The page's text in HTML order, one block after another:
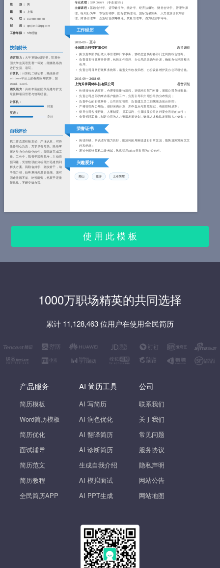
性 别 ：
男
籍 贯 ：
上海
电 话 ： 15088888888
邮 箱 ：
qmjianli@qq.com
工作年限 ：
5年经验
技能特长
语言能力：大学英语6级证书，荣获全
国大学生英语竞赛一等奖，能够熟练的
进行交流、读写。
计算机： 计算机二级证书，熟练操作
windows平台上的各类应用软件，如
Word、Excel。
团队能力： 具有丰富的团队组建与扩充
经验和项目管理与协调经验。
计算机：
精通
英语：
良好
自我评价
我工作态度积极主动、严谨认真，对待
任务细心负责，力求尽善尽美。熟练掌
握各类办公自动化软件，能高效完成工
作。工作中，我善于观察思考，主动挖
掘问题，凭借较强的分析能力迅速找到
解决方案。我勤奋好学、踏实肯干，动
手能力强，始终秉持高度责任感。面对
困难坚毅不拔、吃苦耐劳，热衷于迎接
新挑战，不断突破自我。
专业成绩：GPA 3.66/4 （专业前5%）
主修课程：基础会计学、货币银行学、统计学、经济法概论、财务会计学、管理学原
理、组织行为学、市场营销学、国际贸易理论、国际贸易实务、人力资源开发与管
理、财务管理学、企业经营战略概论、质量管理学、西方经济学等等。
工作经历
2018-09~ 至今
全民简历科技有限公司
语音识别
拥负责本部的行政人事管理和日常事务，协助总监搞好各部门之间的综合协调。
负责日常行政事务管理，包括文件归档、办公用品采购与分发，确保办公环境整洁
有序。
负责公司日常行政事务统筹，涵盖文件收发归档、办公设备维护及办公环境优化。
2016-09~ 2018-08
上海斧掌网络科技有限公司
语音识别
热情接待来访宾客，合理安排接待流程，协调相关部门对接，展现公司良好形象;
负责公司总部的来访客户接待工作，负责引导和介绍公司的分布情况；
负责中心的行政事务，公司班车管理、负责建立员工归属感及前台管理；
严格管理办公用品，做好采购计划、库存盘点与发放登记，有效控制成本；
督导公司各项行政、人事制度、员工福利、生日以及公司各种宴会活动的执行；
负责招聘工作，制定公司的人力资源发展计划，确保人才梯队发展和人才储备；
荣誉证书
英语四级，听说读写能力良好，能流利的用英语进行日常交流，能快速浏览英文文
档和书籍；
通过全国计算机二级考试，熟练运用office等常用的办公软件。
兴趣爱好
爬山 旅游 王者荣耀
使 用 此 模 板
1000万职场精英的共同选择
累计 11,128,463 位用户在使用全民简历
产品服务
简历模板
Word简历模板
简历优化
面试辅导
简历范文
简历教程
全民简历APP
AI 简历工具
AI 写简历
AI 润色优化
AI 翻译简历
AI 诊断简历
生成自我介绍
AI 模拟面试
AI PPT生成
公司
联系我们
关于我们
常见问题
服务协议
隐私声明
网站公告
网站地图